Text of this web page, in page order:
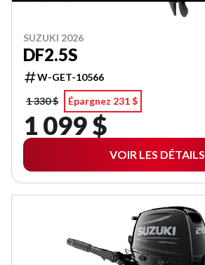
SUZUKI 2026
DF2.5S
W-GET-10566
1 330 $
Épargnez 231 $
1 099 $
VOIR LES DÉTAILS